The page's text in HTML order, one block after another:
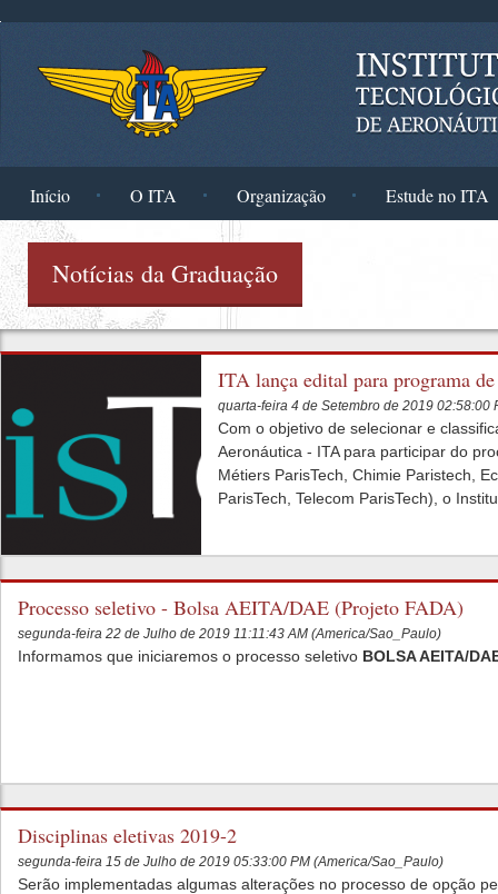
Início O ITA Organização Estude no ITA
Notícias da Graduação
ITA lança edital para programa
quarta-feira 4 de Setembro de 2019 02:58:00
Com o objetivo de selecionar e
Aeronáutica - ITA para participar do
Métiers ParisTech, Chimie Paristech,
ParisTech, Telecom ParisTech), o
Processo seletivo - Bolsa AEITA/DAE (Projeto FADA)
segunda-feira 22 de Julho de 2019 11:11:43 AM (America/Sao_Paulo)
Informamos que iniciaremos o processo seletivo BOLSA AEITA/
Disciplinas eletivas 2019-2
segunda-feira 15 de Julho de 2019 05:33:00 PM (America/Sao_Paulo)
Serão implementadas algumas alterações no processo de opção